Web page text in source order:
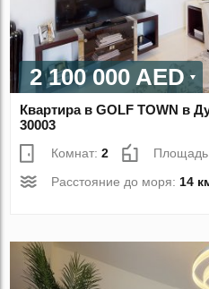
2 100 000 AED
Квартира в GOLF TOWN в
30003
Комнат:2
Расстояние до моря: 14